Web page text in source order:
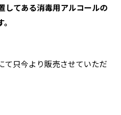
てある消毒用アルコールの
て只今より販売させていただ